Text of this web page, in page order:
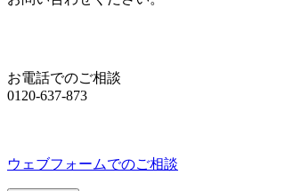
お電話でのご相談
0120-637-873
ウェブフォームでのご相談